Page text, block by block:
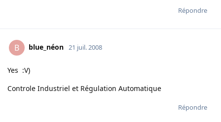
Répondre
B blue_néon 21 juil. 2008
Yes :V)
Controle Industriel et Régulation Automatique
Répondre